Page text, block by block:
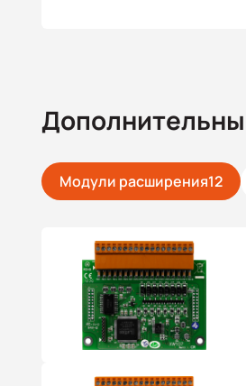
Модули расширения12